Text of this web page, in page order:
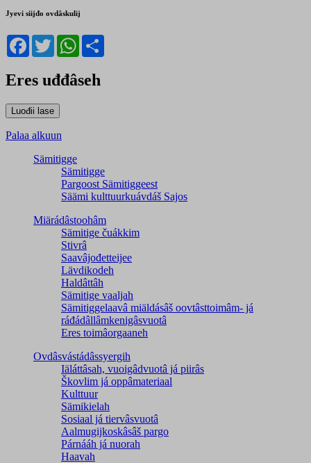
Jyevi siijđo ovdâskulij
Facebook
TwitterWhatsApp
Eres uđđâseh
Palaa alkuun
Sämitigge
Sämitigge
Pargoost Sämitiggeest
Säämi kulttuurkuávdáš Sajos
Miärádâstoohâm
Sämitige čuákkim
Stivrâ
Saavâjođetteijee
Lävdikodeh
Haldâttâh
Sämitige vaaljah
Sämitiggelaavâ miäldásâš oovtâsttoimâm- já
ráđádâllâmkenigâsvuotâ
Eres toimâorgaaneh
Ovdâsvástádâssyergih
Iäláttâsah, vuoigâdvuotâ já piirâs
Škovlim já oppâmateriaal
Kulttuur
Sämikielah
Sosiaal já tiervâsvuotâ
Aalmugijkoskâsâš pargo
Párnááh já nuorah
Haavah